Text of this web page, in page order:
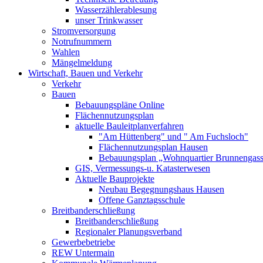
Wasserzählerablesung
unser Trinkwasser
Stromversorgung
Notrufnummern
Wahlen
Mängelmeldung
Wirtschaft, Bauen und Verkehr
Verkehr
Bauen
Bebauungspläne Online
Flächennutzungsplan
aktuelle Bauleitplanverfahren
"Am Hüttenberg" und " Am Fuchsloch"
Flächennutzungsplan Hausen
Bebauungsplan „Wohnquartier
GIS, Vermessungs-u. Katasterwesen
Aktuelle Bauprojekte
Neubau Begegnungshaus Hausen
Offene Ganztagsschule
Breitbanderschließung
Breitbanderschließung
Regionaler Planungsverband
Gewerbebetriebe
REW Untermain